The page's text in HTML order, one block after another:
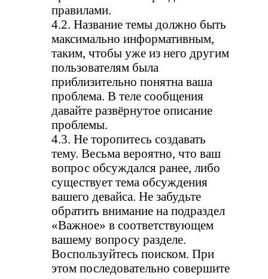
правилами.
4.2. Название темы должно быть
максимально информативным,
таким, чтобы уже из него другим
пользователям была
приблизительно понятна ваша
проблема. В теле сообщения
давайте развёрнутое описание
проблемы.
4.3. Не торопитесь создавать
тему. Весьма вероятно, что ваш
вопрос обсуждался ранее, либо
существует тема обсуждения
вашего девайса. Не забудьте
обратить внимание на подраздел
«Важное» в соответствующем
вашему вопросу разделе.
Воспользуйтесь поиском. При
этом последовательно совершите